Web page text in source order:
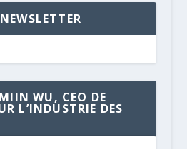
WU, CEO DE
L’INDUSTRIE DES